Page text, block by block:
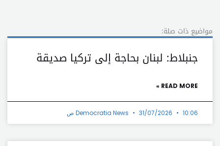
مواضيع ذات صلة:
جنبلاط: لبنان بحاجة إلى تركيا صديقة
READ MORE »
Democratia News 31/07/2026 10:06 ص